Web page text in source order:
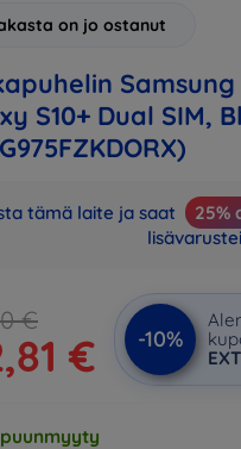
on jo ostanut
Samsung
S10+ Dual SIM,
tämä laite ja saat 25%
€
€ -10%